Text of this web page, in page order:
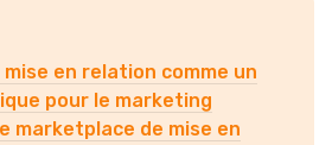
en relation comme un
pour le marketing
marketplace de mise en